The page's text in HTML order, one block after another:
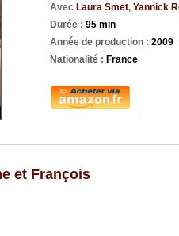
Avec Laura Smet, Yannick
Durée : 95 min
Année de production : 2009
Nationalité : France
et François